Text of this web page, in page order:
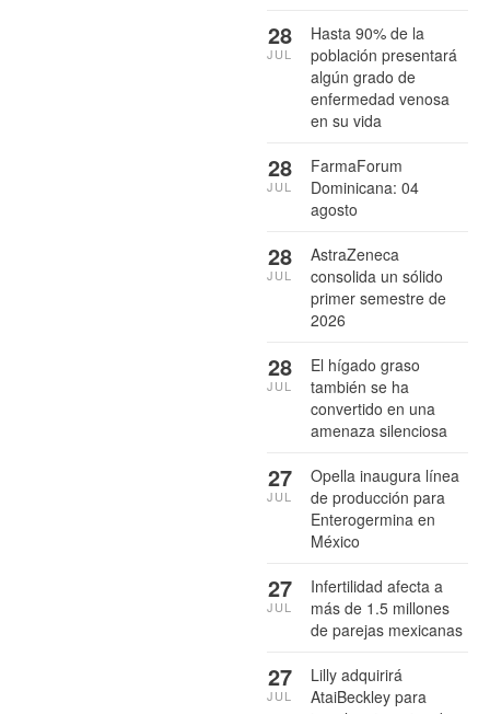
Hasta 90% de la
población presentará
algún grado de
enfermedad venosa
en su vida
28
JUL
FarmaForum
Dominicana: 04
agosto
28
JUL
AstraZeneca
consolida un sólido
primer semestre de
2026
28
JUL
El hígado graso
también se ha
convertido en una
amenaza silenciosa
28
JUL
Opella inaugura línea
de producción para
Enterogermina en
México
27
JUL
Infertilidad afecta a
más de 1.5 millones
de parejas mexicanas
27
JUL
Lilly adquirirá
AtaiBeckley para
27
JUL